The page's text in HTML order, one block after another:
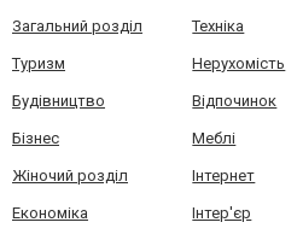
Загальний розділ Техніка
Туризм Нерухомість
Будівництво Відпочинок
Бізнес Меблі
Жіночий розділ Інтернет
Економіка Інтер'єр